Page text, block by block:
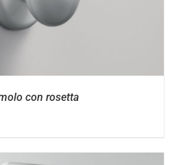
con rosetta